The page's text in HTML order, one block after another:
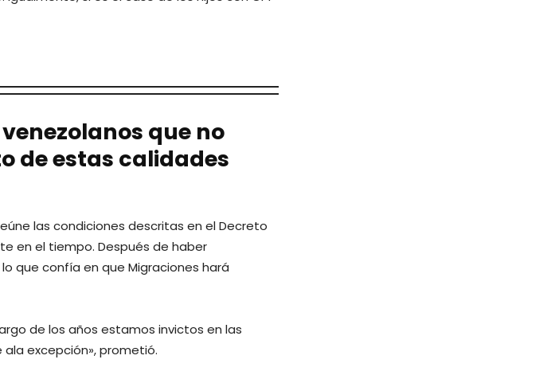
que no
de estas calidades
las condiciones descritas en el Decreto
en el tiempo. Después de haber
que confía en que Migraciones hará
de los años estamos invictos en las
excepción», prometió.